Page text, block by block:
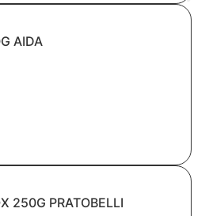
AIDA
250G PRATOBELLI